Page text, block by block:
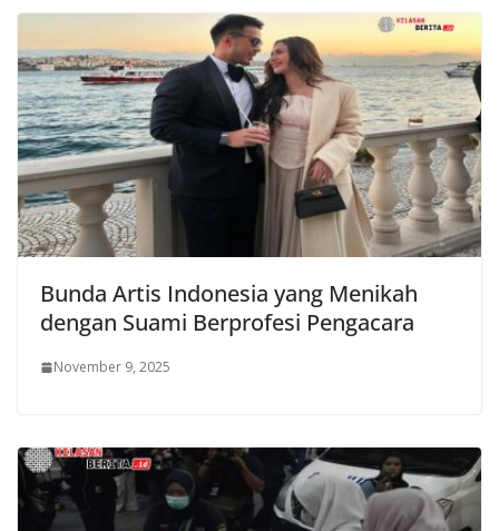
Bunda Artis Indonesia yang Menikah
dengan Suami Berprofesi Pengacara
November 9, 2025